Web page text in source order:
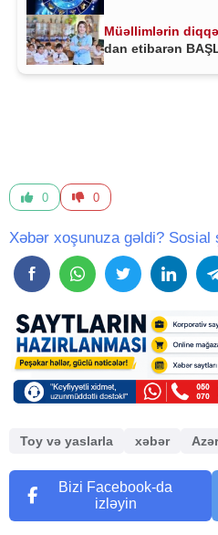
Müəllimlərin
dan etibarən
0 0
Xəbər xoşunuza gəldi? Sosial
Toy və yaslarla xəbər
Bizi Facebook-da
izləyin